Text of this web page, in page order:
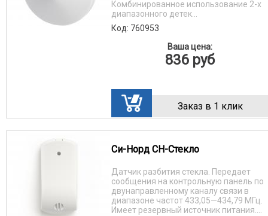
Комбинированное использование 2-х
диапазонного детек...
Код: 760953
Ваша цена:
836 руб
Заказ в 1 клик
Си-Норд СН-Стекло
Датчик разбития стекла. Передает
сообщения на контрольную панель по
двунаправленному каналу связи в
диапазоне частот 433,05—434,79 МГц.
Имеет резервный источник питания....